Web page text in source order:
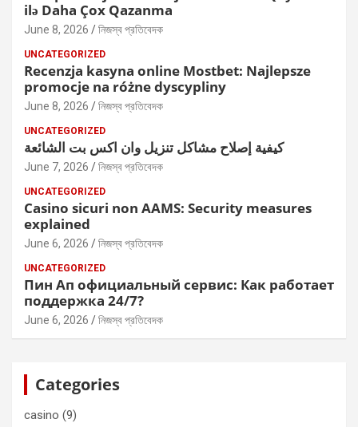
ilə Daha Çox Qazanma
June 8, 2026 নিজস্ব প্রতিবেদক
UNCATEGORIZED
Recenzja kasyna online Mostbet: Najlepsze
promocje na różne dyscypliny
June 8, 2026 নিজস্ব প্রতিবেদক
UNCATEGORIZED
كيفية إصلاح مشاكل تنزيل وان اكس بت الشائعة
June 7, 2026 নিজস্ব প্রতিবেদক
UNCATEGORIZED
Casino sicuri non AAMS: Security measures
explained
June 6, 2026 নিজস্ব প্রতিবেদক
UNCATEGORIZED
Пин Ап официальный сервис: Как работает
поддержка 24/7?
June 6, 2026 নিজস্ব প্রতিবেদক
Categories
casino (9)